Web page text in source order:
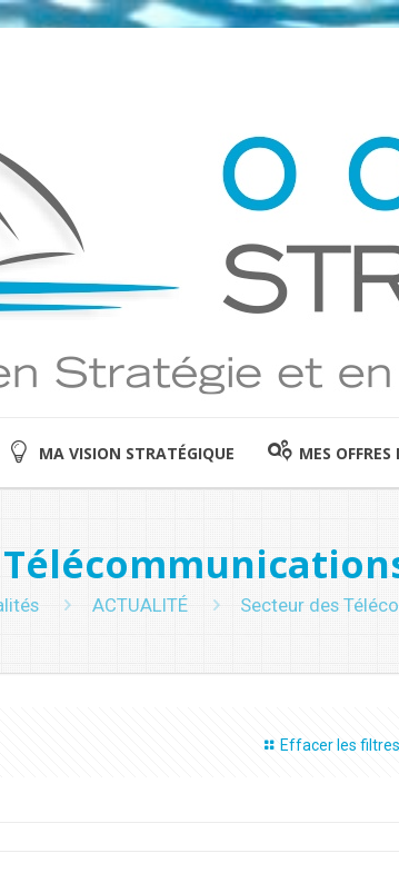
MA VISION STRATÉGIQUE MES OFFRES
ACTUALITÉ Secteur des
Effacer les filtres